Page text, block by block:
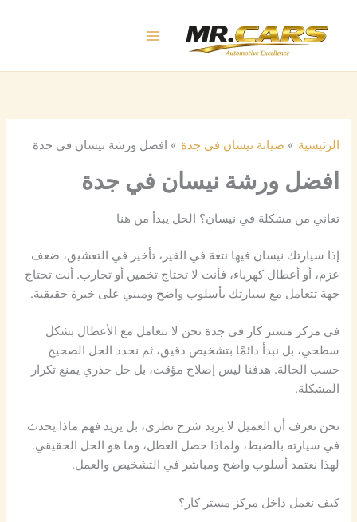
المحتوى
الرئيسية صيانة نيسان في جدة افضل ورشة نيسان في جدة
افضل ورشة نيسان في جدة
تعاني من مشكلة في نيسان؟ الحل يبدأ من هنا
إذا سيارتك نيسان فيها نتعة في القير، تأخير في التعشيق، ضعف
عزم، أو أعطال كهرباء، فأنت لا تحتاج تخمين أو تجارب. أنت تحتاج
جهة تتعامل مع سيارتك بأسلوب واضح ومبني على خبرة حقيقية.
في مركز مستر كار في جدة نحن لا نتعامل مع الأعطال بشكل
سطحي، بل نبدأ دائمًا بتشخيص دقيق، ثم نحدد الحل الصحيح
حسب الحالة. هدفنا ليس إصلاح مؤقت، بل حل جذري يمنع تكرار
المشكلة.
نحن نعرف أن العميل لا يريد شرح نظري، بل يريد فهم ماذا يحدث
في سيارته بالضبط، ولماذا حصل العطل، وما هو الحل الحقيقي.
لهذا نعتمد أسلوب واضح ومباشر في التشخيص والعمل.
كيف نعمل داخل مركز مستر كار؟